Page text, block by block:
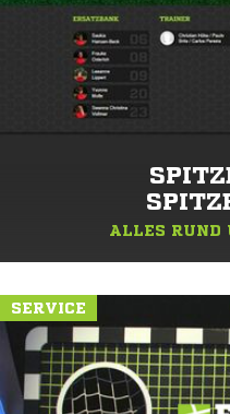
ALLES RUND
SERVICE